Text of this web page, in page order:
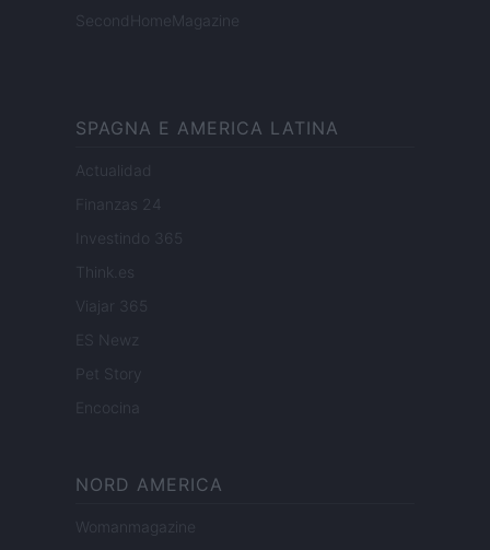
SecondHomeMagazine
SPAGNA E AMERICA LATINA
Actualidad
Finanzas 24
Investindo 365
Think.es
Viajar 365
ES Newz
Pet Story
Encocina
NORD AMERICA
Womanmagazine